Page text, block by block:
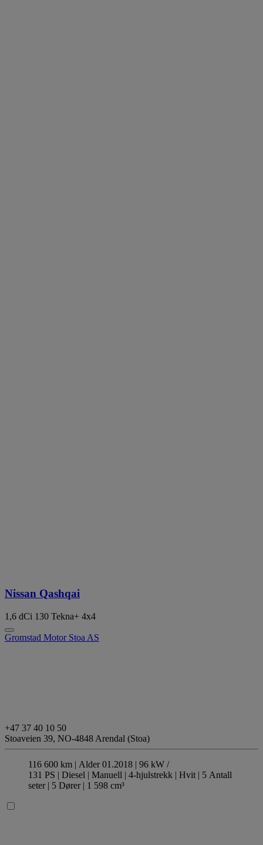
Nissan Qashqai
1,6 dCi 130 Tekna+ 4x4
Gromstad Motor Stoa AS
+47 37 40 10 50
Stoaveien 39, NO-4848 Arendal (Stoa)
116 600 km | Alder 01.2018 | 96 kW /
131 PS | Diesel | Manuell | 4-hjulstrekk | Hvit | 5 Antall
seter| 5 Dører| 1 598 cm³